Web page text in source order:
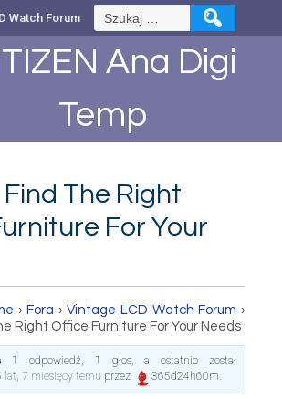
Watch Forum Szukaj:
Ana Digi
Temp
Find The Right
For Your
› Fora › Vintage LCD Watch Forum ›
Right Office Furniture For Your Needs
1 odpowiedź, 1 głos, a ostatnio został
lat, 7 miesięcy temu przez 365d24h60m.